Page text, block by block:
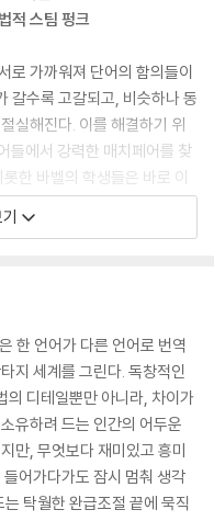
적 스팀 펑크
로 가까워져 단어의 함의들이
갈수록 고갈되고, 비슷하나 동
실해진다. 이를 해결하기 위
들에서 강력한 매치페어를 찾
한 바벨의 학생들은 바로 이
들이다.
이자 바벨 출신으로, 그리핀
교수가 로빈을 선택한 것이
언어들을 이용해 대영제국의
에 대항하는 비밀 결사 조직
빈은 중국계로서의 정체성과
등하다가 그리핀과의 관계를
던 비참한 과거로 돌아가게
한 언어가 다른 언어로 번역
지 세계를 그린다. 독창적인
의 디테일뿐만 아니라, 차이가
유하려 드는 인간의 어두운
만, 무엇보다 재미있고 흥미
어가다가도 잠시 멈춰 생각
탁월한 완급조절 끝에 묵직